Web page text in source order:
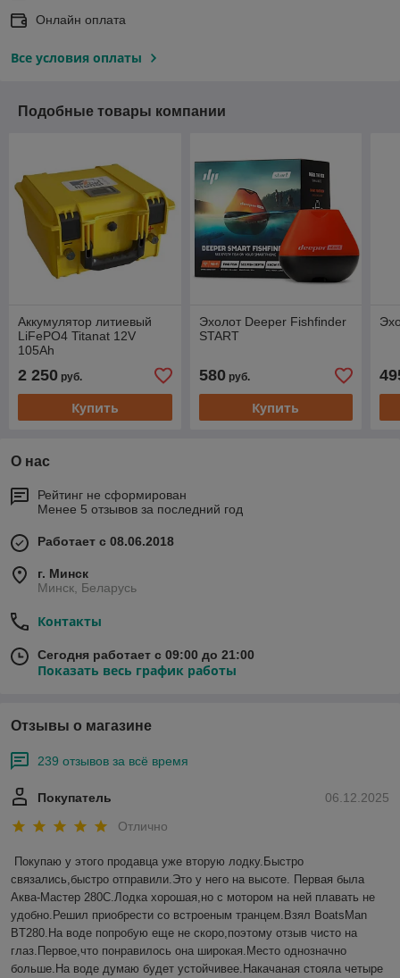
Онлайн оплата
Все условия оплаты
Подобные товары компании
Аккумулятор литиевый
LiFePO4 Titanat 12V
105Ah
2 250 руб.
Купить
Эхолот Deeper Fishfinder
START
580руб.
Купить
О нас
Рейтинг не сформирован
Менее 5 отзывов за последний год
Работает с 08.06.2018
г. Минск
Минск, Беларусь
Контакты
Сегодня работает с 09:00 до 21:00
Показать весь график работы
Отзывы о магазине
239 отзывов за всё время
06.12.2025
Покупатель
Отлично
Покупаю у этого продавца уже вторую лодку.Быстро
связались,быстро отправили.Это у него на высоте. Первая была
Аква-Мастер 280С.Лодка хорошая,но с мотором на ней плавать не
удобно.Решил приобрести со встроеным транцем.Взял BoatsMan
BT280.На воде попробую еще не скоро,поэтому отзыв чисто на
глаз.Первое,что понравилось она широкая.Место однозначно
больше.На воде думаю будет устойчивее.Накачаная стояла четыре